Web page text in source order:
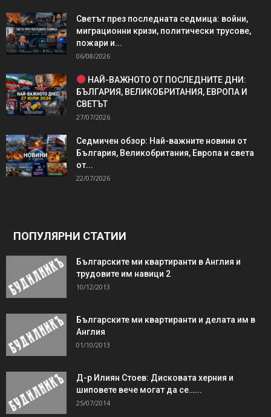
Светът през последната седмица: войни,
миграционни кризи, политически трусове,
пожари и...
06/08/2026
НАЙ-ВАЖНОТО ОТ ПОСЛЕДНИТЕ ДНИ:
БЪЛГАРИЯ, ВЕЛИКОБРИТАНИЯ, ЕВРОПА И
СВЕТЪТ
27/07/2026
Седмичен обзор: Най-важните новини от
България, Великобритания, Европа и света
от...
22/07/2026
ПОПУЛЯРНИ СТАТИИ
Българските ми квартиранти в Англия и
трудовите им навици 2
10/12/2013
Българските ми квартиранти и делата им в
Англия
01/10/2013
Д-р Илиян Стоев: Дисковата херния и
шиповете вече могат да се…...
25/07/2014